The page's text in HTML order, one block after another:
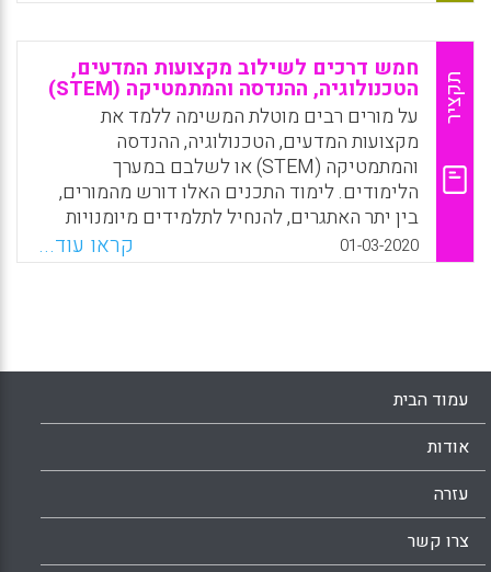
המקצוע שבו עסקו קודם לכן. בסקירת מידע זו
מופיע תיאור מאפייניהם של מוסבים להוראה
כקריירה שנייה, וכן של נושאים כגון אקלים בית
ספרי, הנהלת בית הספר, חונכות, למידה והתפתחות
מקצועית, תהליכי הערכה של מורי קריירה שנייה
במקצועות ה-STEM ופיתוח זהות מקצועית בקרב
מורי קריירה שנייה במקצועות אלה.
WhatsApp
Facebook
Email
X
תקציר
חמש דרכים לשילוב מקצועות המדעים,
הטכנולוגיה, ההנדסה והמתמטיקה (STEM)
על מורים רבים מוטלת המשימה ללמד את
מקצועות המדעים, הטכנולוגיה, ההנדסה
והמתמטיקה (STEM) או לשלבם במערך
הלימודים. לימוד התכנים האלו דורש מהמורים,
בין יתר האתגרים, להנחיל לתלמידים מיומנויות
חשובות כגון פתרון בעיות, הסקת מסקנות
ותקשורת בינאישית. ההטמעה של המקצועות
STEM בתוכנית הלימודים.
WhatsApp
Facebook
Email
X
01-03-2020 קראו עוד...
עמוד הבית
אודות
עזרה
צרו קשר